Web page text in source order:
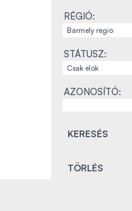
RÉGIÓ:
STÁTUSZ:
AZONOSÍTÓ: